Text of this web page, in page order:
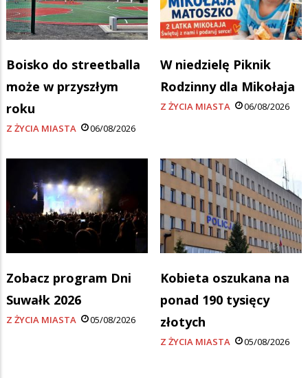
Boisko do streetballa
może w przyszłym
roku
Z ŻYCIA MIASTA 06/08/2026
W niedzielę Piknik
Rodzinny dla Mikołaja
Z ŻYCIA MIASTA 06/08/2026
Zobacz program Dni
Suwałk 2026
Z ŻYCIA MIASTA 05/08/2026
Kobieta oszukana na
ponad 190 tysięcy
złotych
Z ŻYCIA MIASTA 05/08/2026